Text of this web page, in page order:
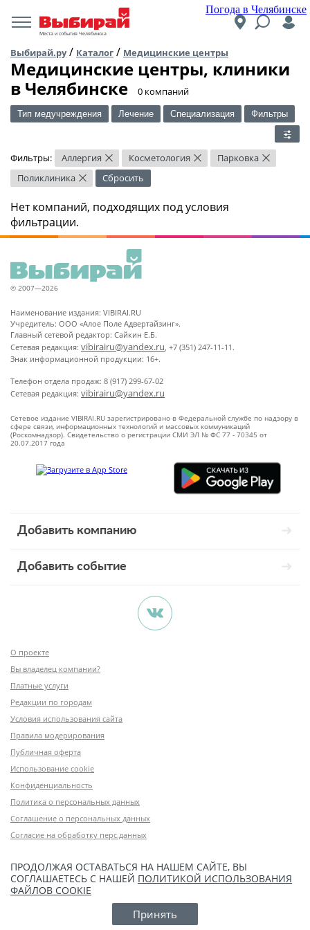
Погода в Челябинске
Места и события Челябинска
Выбирай.ру/ Каталог / Медицинские центры
Медицинские центры, клиники
в Челябинске
​0 компаний
Тип медучреждения Лечение Специализация Фильтры
Фильтры: Аллергия × Косметология × Парковка ×
Поликлиника × Сбросить
Нет компаний, подходящих под условия
фильтрации.
© 2007—2026
Наименование издания: VIBIRAI.RU
Учредитель: ООО «Алое Поле Адвертайзинг».
Главный сетевой редактор: Сайкин Е.Б.
Сетевая редакция: vibirairu@yandex.ru, +7 (351) 247-11-11.
Знак информационной продукции: 16+.
Телефон отдела продаж: 8 (917) 299-67-02
Сетевая редакция: vibirairu@yandex.ru
Сетевое издание VIBIRAI.RU зарегистрировано в Федеральной службе по надзору в
сфере связи, информационных технологий и массовых коммуникаций
(Роскомнадзор). Свидетельство о регистрации СМИ ЭЛ № ФС 77 - 70345 от
20.07.2017 года
Добавить компанию
Добавить событие
О проекте
Вы владелец компании?
Платные услуги
Редакции по городам
Условия использования сайта
Правила модерирования
Публичная оферта
Использование cookie
Конфиденциальность
Политика о персональных данных
Соглашение о персональных данных
Согласие на обработку перс.данных
ПРОДОЛЖАЯ ОСТАВАТЬСЯ НА НАШЕМ САЙТЕ, ВЫ
СОГЛАШАЕТЕСЬ С НАШЕЙ ПОЛИТИКОЙ ИСПОЛЬЗОВАНИЯ
ФАЙЛОВ COOKIE
Принять